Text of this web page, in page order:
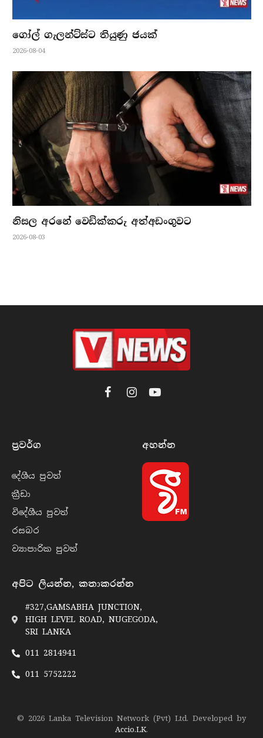
ගෝල් ගැලන්ට්ස්ට තියුණු ජයක්
2026-08-04
නිසල අරනේ වෙඩික්කරු අත්අඩංගුවට
2026-08-03
FacebookInstagramYouTube
ප්‍රවර්​ග
දේශීය පුව​ත්
ක්‍රී​ඩා
විදේශීය පුව​ත්
රසබ​ර
ව්‍යාපාරික පුව​ත්
අහන්​න
අපිට ලියන්න, කතාකරන්න
#327,GAMSABHA JUNCTION,
HIGH LEVEL ROAD, NUGEGODA,
SRI LANKA
011 2814941
011 5752222
© 2026 Lanka Television Network (Pvt) Ltd. Developed by
Accio.LK.